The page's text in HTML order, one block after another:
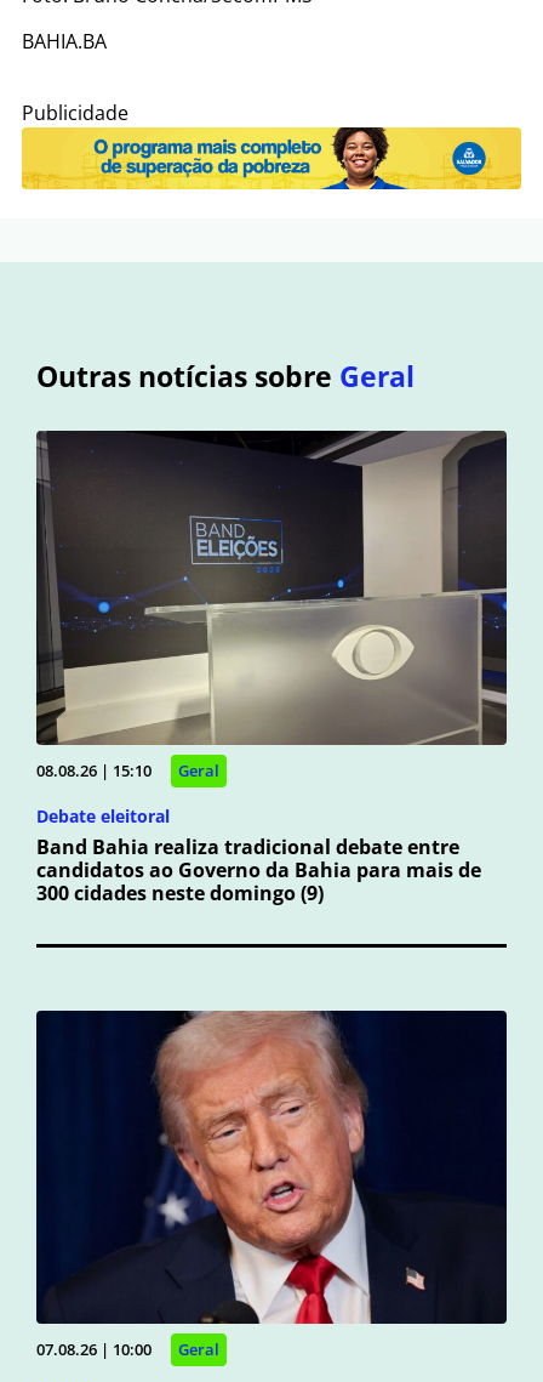
BAHIA.BA
Publicidade
Outras notícias sobre Geral
08.08.26 | 15:10 Geral
Debate eleitoral
Band Bahia realiza tradicional debate entre
candidatos ao Governo da Bahia para mais de
300 cidades neste domingo (9)
07.08.26 | 10:00 Geral